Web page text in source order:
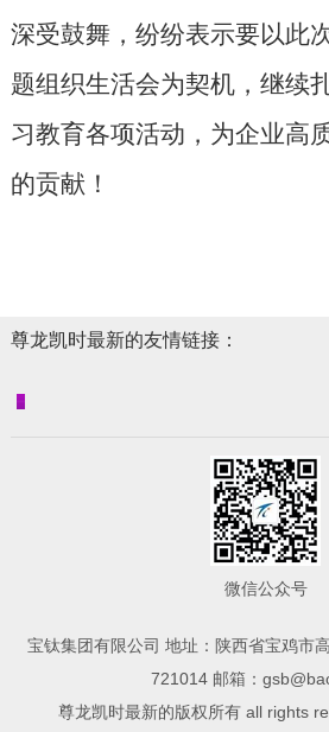
深受鼓舞，纷纷表示要以此
题组织生活会为契机，继续
习教育各项活动，为企业高
的贡献！
尊龙凯时最新的友情链接：
微信公众号
宝钛集团有限公司 地址：陕西省宝鸡市
721014 邮箱：
尊龙凯时最新的版权所有 all rights